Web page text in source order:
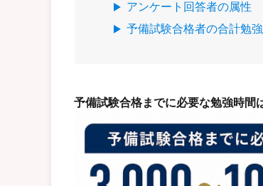
アンケート回答者の属性
予備試験合格者の合計勉
予備試験合格までに必要な勉強時間